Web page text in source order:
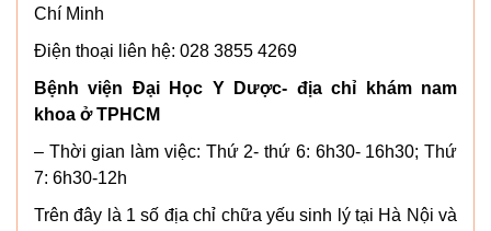
Chí Minh
Điện thoại liên hệ: 028 3855 4269
Bệnh viện Đại Học Y Dược- địa chỉ khám nam
khoa ở TPHCM
– Thời gian làm việc: Thứ 2- thứ 6: 6h30- 16h30; Thứ
7: 6h30-12h
Trên đây là 1 số địa chỉ chữa yếu sinh lý tại Hà Nội và